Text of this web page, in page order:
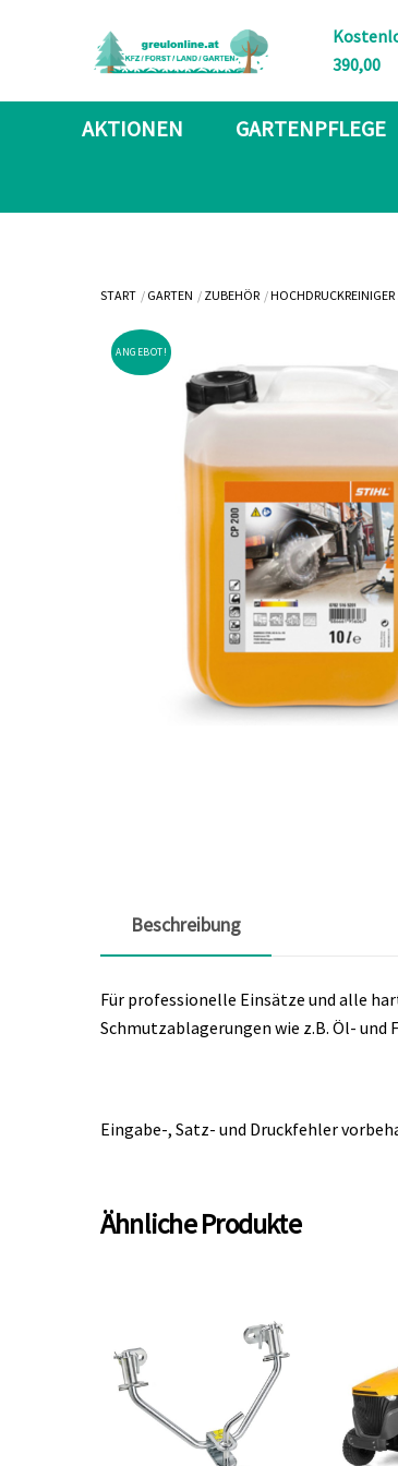
390,00
AKTIONEN GARTENPFLEGE
START GARTEN ZUBEHÖR
ANGEBOT!
Beschreibung
Für professionelle Einsätze und alle
Schmutzablagerungen wie z.B. Öl-
Eingabe-, Satz- und Druckfehler
Ähnliche Produkte